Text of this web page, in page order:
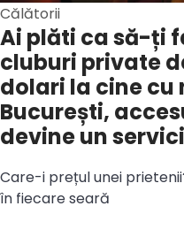
Călătorii
Ai plăti ca să-ți
cluburi private
dolari la cine cu
București,
devine un
Care-i prețul unei
în fiecare seară